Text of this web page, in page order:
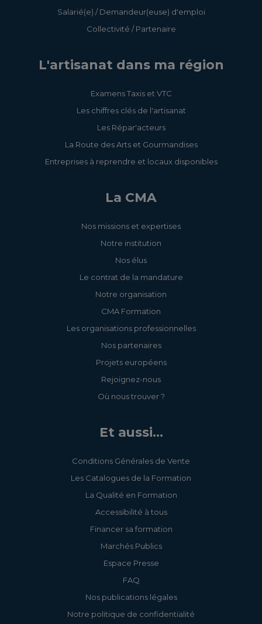
Salarié(e) / Demandeur(euse) d'emploi
Collectivité / Partenaire
L'artisanat dans ma région
Examens Taxis et VTC
Les chiffres clés de l'artisanat
Les Répar'acteurs
La Route des Arts et Gourmandises
Entreprises à reprendre et locaux disponibles
La CMA
Nos missions et expertises
Notre institution
Nos élus
Le contrat de la mandature
Notre organisation
CMA Formation
Les organisations professionnelles
Nos partenaires
Projets européens
Rejoignez-nous
Où nous trouver ?
Et aussi...
Conditions Générales de Vente
Les Catalogues de la Formation
La Qualité en Formation
Accessibilité à tous
Financer sa formation
Marchés Publics
Espace Presse
FAQ
Nos publications légales
Notre politique de confidentialité